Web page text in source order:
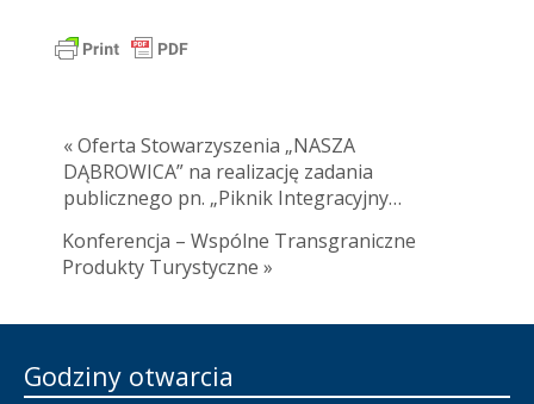
« Oferta Stowarzyszenia „NASZA
DĄBROWICA” na realizację zadania
publicznego pn. „Piknik Integracyjny…
Konferencja – Wspólne Transgraniczne
Produkty Turystyczne »
Godziny otwarcia